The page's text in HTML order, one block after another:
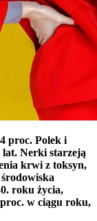
proc. Polek i
lat. Nerki starzeją
krwi z toksyn,
roku życia,
w ciągu roku,